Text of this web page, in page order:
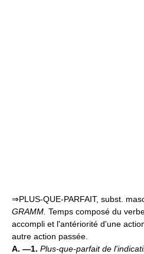
⇒PLUS-QUE-PARFAIT, subst.
GRAMM. Temps composé du
accompli et l'antériorité d'une
autre action passée.
A. —1. Plus-que-parfait de